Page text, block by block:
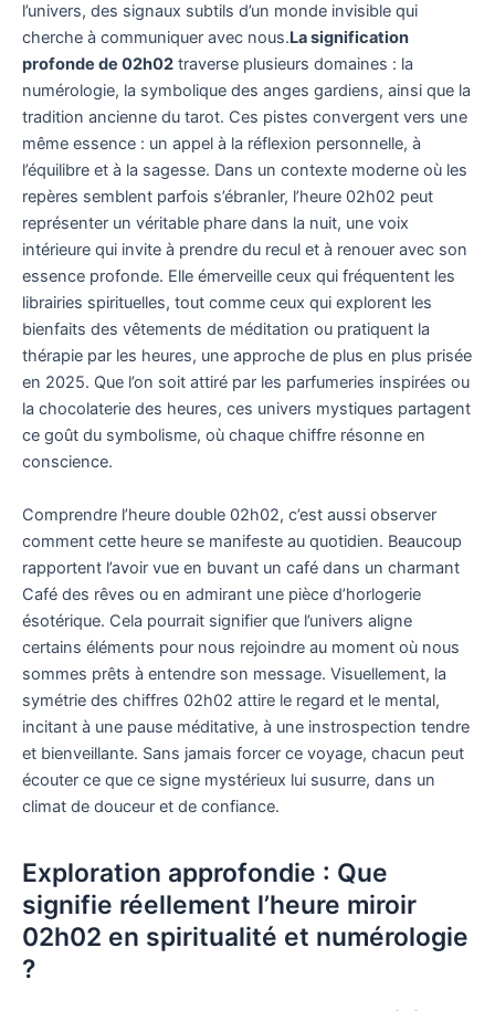
l’univers, des signaux subtils d’un monde invisible qui
cherche à communiquer avec nous.La signification
profonde de 02h02 traverse plusieurs domaines : la
numérologie, la symbolique des anges gardiens, ainsi que la
tradition ancienne du tarot. Ces pistes convergent vers une
même essence : un appel à la réflexion personnelle, à
l’équilibre et à la sagesse. Dans un contexte moderne où les
repères semblent parfois s’ébranler, l’heure 02h02 peut
représenter un véritable phare dans la nuit, une voix
intérieure qui invite à prendre du recul et à renouer avec son
essence profonde. Elle émerveille ceux qui fréquentent les
librairies spirituelles, tout comme ceux qui explorent les
bienfaits des vêtements de méditation ou pratiquent la
thérapie par les heures, une approche de plus en plus prisée
en 2025. Que l’on soit attiré par les parfumeries inspirées ou
la chocolaterie des heures, ces univers mystiques partagent
ce goût du symbolisme, où chaque chiffre résonne en
conscience.
Comprendre l’heure double 02h02, c’est aussi observer
comment cette heure se manifeste au quotidien. Beaucoup
rapportent l’avoir vue en buvant un café dans un charmant
Café des rêves ou en admirant une pièce d’horlogerie
ésotérique. Cela pourrait signifier que l’univers aligne
certains éléments pour nous rejoindre au moment où nous
sommes prêts à entendre son message. Visuellement, la
symétrie des chiffres 02h02 attire le regard et le mental,
incitant à une pause méditative, à une instrospection tendre
et bienveillante. Sans jamais forcer ce voyage, chacun peut
écouter ce que ce signe mystérieux lui susurre, dans un
climat de douceur et de confiance.
Exploration approfondie : Que
signifie réellement l’heure miroir
02h02 en spiritualité et numérologie
?